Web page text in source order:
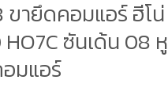
ขายึดคอมแอร์ ฮีโน่
HO7C ซันเด้น 08 หู
มแอร์